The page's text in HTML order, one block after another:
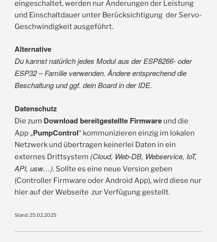
eingeschaltet, werden nur Änderungen der Leistung
und Einschaltdauer unter Berücksichtigung der Servo-
Geschwindigkeit ausgeführt.
Alternative
Du kannst natürlich jedes Modul aus der ESP8266- oder
ESP32 – Familie verwenden. Ändere entsprechend die
Beschaltung und ggf. dein Board in der IDE.
Datenschutz
Die zum Download bereitgestellte Firmware und die
App „PumpControl“ kommunizieren einzig im lokalen
Netzwerk und übertragen keinerlei Daten in ein
externes Drittsystem (Cloud, Web-DB, Webservice, IoT,
API, usw…). Sollte es eine neue Version geben
(Controller Firmware oder Android App), wird diese nur
hier auf der Webseite zur Verfügung gestellt.
Stand: 25.02.2025